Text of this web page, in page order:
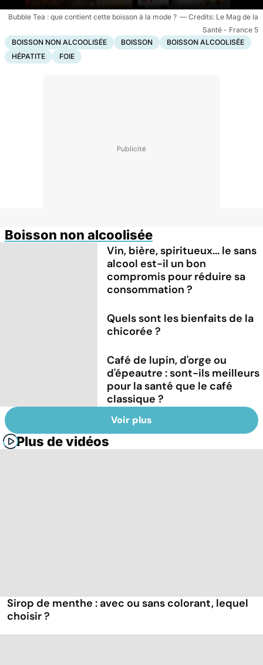
Bubble Tea : que contient cette boisson à la mode ?
Le Mag de la
Santé - France 5
BOISSON NON ALCOOLISÉE
BOISSON
BOISSON ALCOOLISÉE
HÉPATITE
FOIE
Boisson non alcoolisée
Vin, bière, spiritueux... le sans
alcool est-il un bon
compromis pour réduire sa
consommation ?
Quels sont les bienfaits de la
chicorée ?
Café de lupin, d'orge ou
d'épeautre : sont-ils meilleurs
pour la santé que le café
classique ?
Voir plus
Plus de vidéos
Sirop de menthe : avec ou sans colorant, lequel
choisir ?